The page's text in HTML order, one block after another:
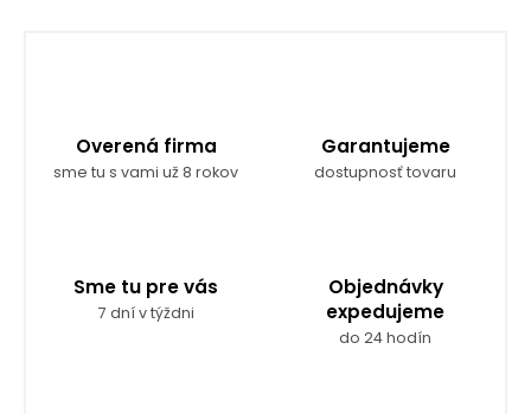
Overená firma
sme tu s vami už 8 rokov
Garantujeme
dostupnosť tovaru
Sme tu pre vás
7 dní v týždni
Objednávky
expedujeme
do 24 hodín